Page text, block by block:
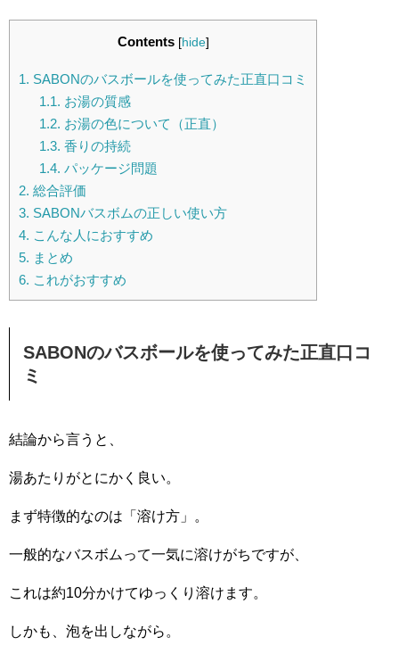
Contents [hide]
1. SABONのバスボールを使ってみた正直口コミ
1.1. お湯の質感
1.2. お湯の色について（正直）
1.3. 香りの持続
1.4. パッケージ問題
2. 総合評価
3. SABONバスボムの正しい使い方
4. こんな人におすすめ
5. まとめ
6. これがおすすめ
SABONのバスボールを使ってみた正直口コ
ミ
結論から言うと、
湯あたりがとにかく良い。
まず特徴的なのは「溶け方」。
一般的なバスボムって一気に溶けがちですが、
これは約10分かけてゆっくり溶けます。
しかも、泡を出しながら。